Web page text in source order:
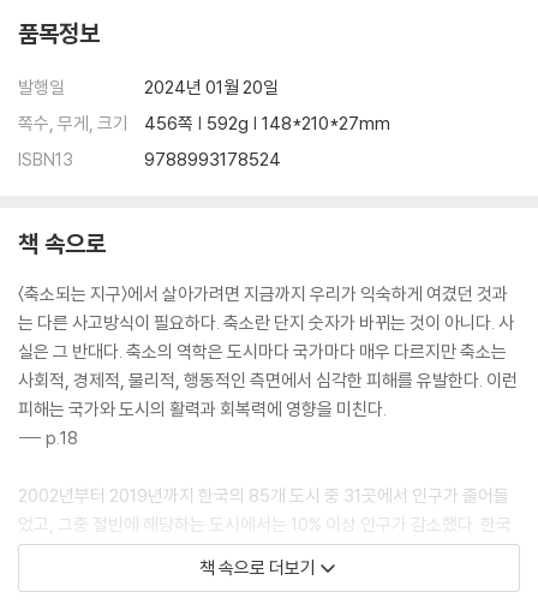
기후와 물가 때문에 변동을 겪는 인구수
성장의 편향성, 축소되는 도시에 돌아가는 몫이 줄어든다
축소되는 미래에 대처하기 위한 노력
기후 변화가 세계 각국에 미치는 영향
기후 변화로 인한 경제적 승자와 패자
기술 변화가 생산성과 경제 성장을 향상시킬 수 있을까
세계를 위협하고 있는 정치적 불안과 지정학적 위험
미국, 유럽연합, 중국은 미래의 강대국 역할을 할 수 있을까
강대국의 공백을 비집고 들어가려는 국가들
인구 감소는 실패의 신호인가
인구 감소는 해결해야 하는 것이 아닌 〈관리〉해야 하는 것
2050년, 세계의 경제 성장은 마이너스로 돌아선다
품목정보
발행일
2024년 01월 20일
쪽수, 무게, 크기
456쪽 | 592g | 148*210*27mm
ISBN13
9788993178524
책 속으로
〈축소되는 지구〉에서 살아가려면 지금까지 우리가 익숙하게 여겼던 것과
는 다른 사고방식이 필요하다. 축소란 단지 숫자가 바뀌는 것이 아니다. 사
실은 그 반대다. 축소의 역학은 도시마다 국가마다 매우 다르지만 축소는
사회적, 경제적, 물리적, 행동적인 측면에서 심각한 피해를 유발한다. 이런
피해는 국가와 도시의 활력과 회복력에 영향을 미친다.
--- p.18
2002년부터 2019년까지 한국의 85개 도시 중 31곳에서 인구가 줄어들
었고, 그중 절반에 해당하는 도시에서는 10% 이상 인구가 감소했다. 한국
의 인구는 점차 서울 주변으로 집중되고 있다. 즉 서울 자체는 더 이상 성장
하지 않고 있지만 주변 도시들은 빠른 속도로 성장 중이다. 위성도시 인천
책 속으로 더보기